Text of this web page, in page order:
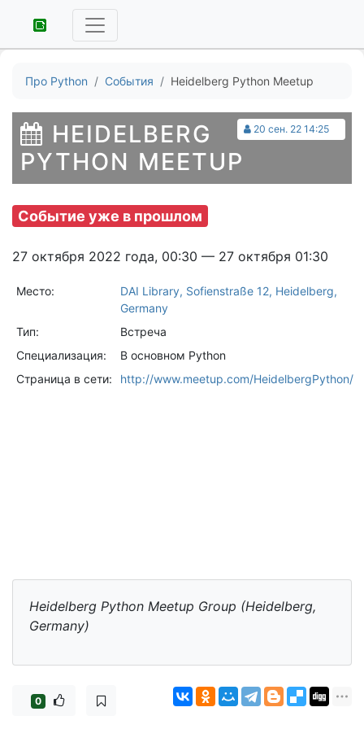
Про Python События Heidelberg Python Meetup
20 сен. 22 14:25
HEIDELBERG
PYTHON MEETUP
Событие уже в прошлом
27 октября 2022 года, 00:30 — 27 октября 01:30
Место:
DAI Library, Sofienstraße 12, Heidelberg,
Germany
Тип:
Встреча
Специализация:
В основном Python
Страница в сети:
http://www.meetup.com/HeidelbergPython/
Heidelberg Python Meetup Group (Heidelberg,
Germany)
0